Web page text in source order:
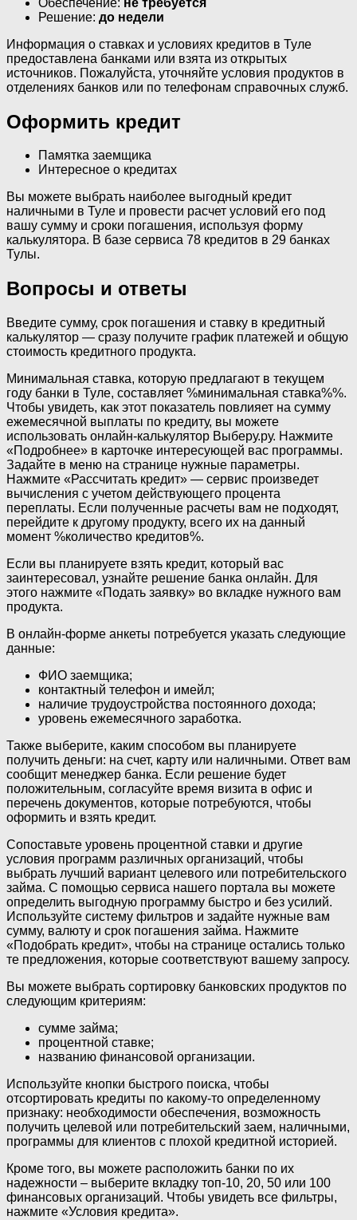
Решение: до недели
Информация о ставках и условиях кредитов в Туле
предоставлена банками или взята из открытых
источников. Пожалуйста, уточняйте условия продуктов в
отделениях банков или по телефонам справочных служб.
Оформить кредит
Памятка заемщика
Интересное о кредитах
Вы можете выбрать наиболее выгодный кредит
наличными в Туле и провести расчет условий его под
вашу сумму и сроки погашения, используя форму
калькулятора. В базе сервиса 78 кредитов в 29 банках
Тулы.
Вопросы и ответы
Введите сумму, срок погашения и ставку в кредитный
калькулятор — сразу получите график платежей и общую
стоимость кредитного продукта.
Минимальная ставка, которую предлагают в текущем
году банки в Туле, составляет %минимальная ставка%%.
Чтобы увидеть, как этот показатель повлияет на сумму
ежемесячной выплаты по кредиту, вы можете
использовать онлайн-калькулятор Выберу.ру. Нажмите
«Подробнее» в карточке интересующей вас программы.
Задайте в меню на странице нужные параметры.
Нажмите «Рассчитать кредит» — сервис произведет
вычисления с учетом действующего процента
переплаты. Если полученные расчеты вам не подходят,
перейдите к другому продукту, всего их на данный
момент %количество кредитов%.
Если вы планируете взять кредит, который вас
заинтересовал, узнайте решение банка онлайн. Для
этого нажмите «Подать заявку» во вкладке нужного вам
продукта.
В онлайн-форме анкеты потребуется указать следующие
данные:
ФИО заемщика;
контактный телефон и имейл;
наличие трудоустройства постоянного дохода;
уровень ежемесячного заработка.
Также выберите, каким способом вы планируете
получить деньги: на счет, карту или наличными. Ответ вам
сообщит менеджер банка. Если решение будет
положительным, согласуйте время визита в офис и
перечень документов, которые потребуются, чтобы
оформить и взять кредит.
Сопоставьте уровень процентной ставки и другие
условия программ различных организаций, чтобы
выбрать лучший вариант целевого или потребительского
займа. С помощью сервиса нашего портала вы можете
определить выгодную программу быстро и без усилий.
Используйте систему фильтров и задайте нужные вам
сумму, валюту и срок погашения займа. Нажмите
«Подобрать кредит», чтобы на странице остались только
те предложения, которые соответствуют вашему запросу.
Вы можете выбрать сортировку банковских продуктов по
следующим критериям:
сумме займа;
процентной ставке;
названию финансовой организации.
Используйте кнопки быстрого поиска, чтобы
отсортировать кредиты по какому-то определенному
признаку: необходимости обеспечения, возможность
получить целевой или потребительский заем, наличными,
программы для клиентов с плохой кредитной историей.
Кроме того, вы можете расположить банки по их
надежности – выберите вкладку топ-10, 20, 50 или 100
финансовых организаций. Чтобы увидеть все фильтры,
нажмите «Условия кредита».